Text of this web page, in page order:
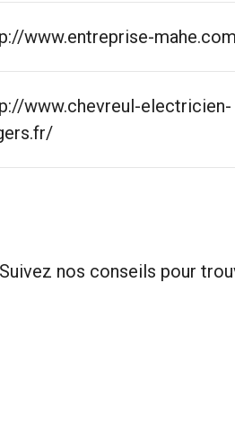
www.entreprise-
www.chevreul-electricien-
nos conseils pour